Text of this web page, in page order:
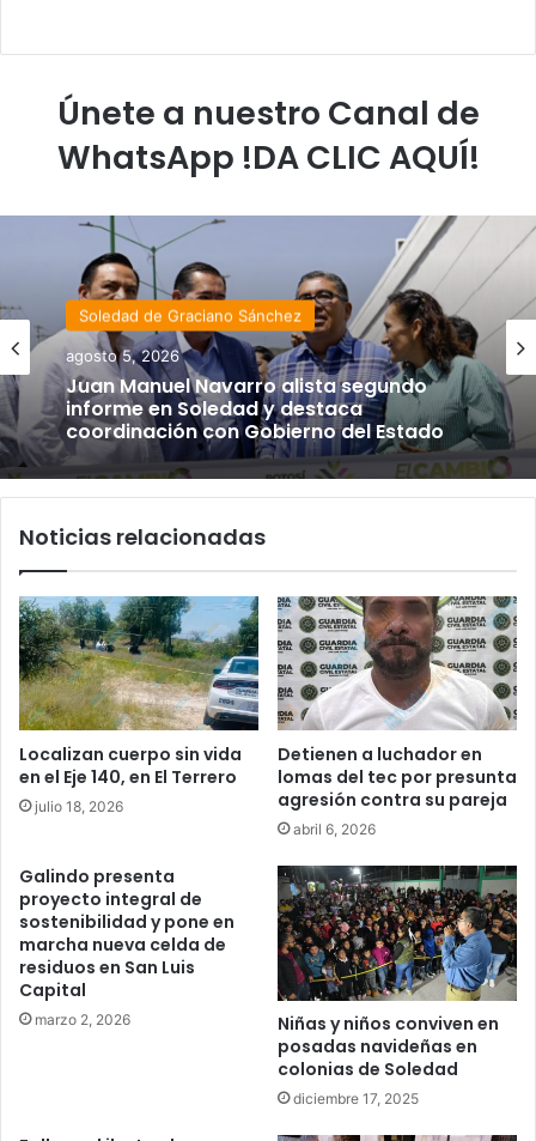
Únete a nuestro Canal de
WhatsApp !DA CLIC AQUÍ!
Soledad de Graciano Sánchez
agosto 5, 2026
Juan Manuel Navarro alista segundo
informe en Soledad y destaca
coordinación con Gobierno del Estado
Noticias relacionadas
Localizan cuerpo sin vida
en el Eje 140, en El Terrero
julio 18, 2026
Detienen a luchador en
lomas del tec por presunta
agresión contra su pareja
abril 6, 2026
Galindo presenta
proyecto integral de
sostenibilidad y pone en
marcha nueva celda de
residuos en San Luis
Capital
marzo 2, 2026
Niñas y niños conviven en
posadas navideñas en
colonias de Soledad
diciembre 17, 2025